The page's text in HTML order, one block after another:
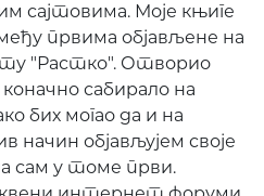
сајтовима. Моје књиге
првима објављене на
"Растко". Отворио
сабирало на
бих могао да и на
објављујем своје
сам у томе први.